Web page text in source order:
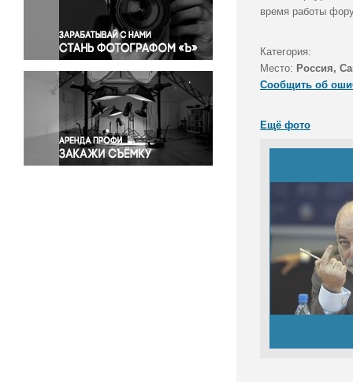
Правосудие
Происшествия и конфликты
Религия
Светская жизнь
Спорт
Экология
Экономика и бизнес
время работы
Категория:
Место: Россия,
Сообщить об
Ещё фото